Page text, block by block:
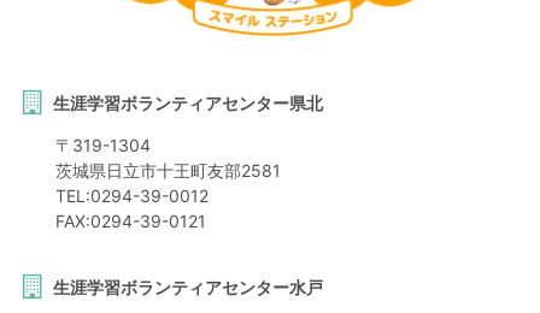
生涯学習ボランティアセンター県北
〒 319-1304
茨城県日立市十王町友部2581
TEL:0294-39-0012
FAX:0294-39-0121
生涯学習ボランティアセンター水戸